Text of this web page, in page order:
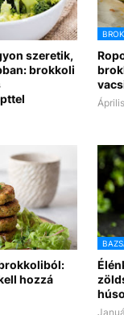
szeretik,
brokkoli
hozzá